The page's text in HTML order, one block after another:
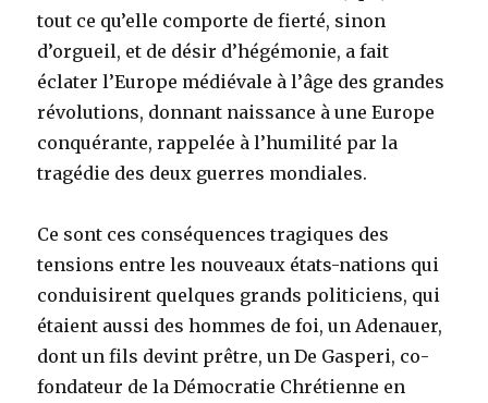
tout ce qu’elle comporte de fierté, sinon
d’orgueil, et de désir d’hégémonie, a fait
éclater l’Europe médiévale à l’âge des grandes
révolutions, donnant naissance à une Europe
conquérante, rappelée à l’humilité par la
tragédie des deux guerres mondiales.
Ce sont ces conséquences tragiques des
tensions entre les nouveaux états-nations qui
conduisirent quelques grands politiciens, qui
étaient aussi des hommes de foi, un Adenauer,
dont un fils devint prêtre, un De Gasperi, co-
fondateur de la Démocratie Chrétienne en